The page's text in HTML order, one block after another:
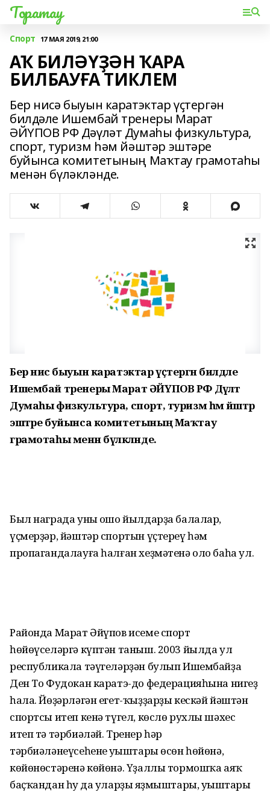
Торатау
Спорт 17 МАЯ 2019, 21:00
АҠ БИЛӘҮҘӘН ҠАРА
БИЛБАУҒА ТИКЛЕМ
Бер нисә быуын каратэктар үҫтергән
билдәле Ишембай тренеры Марат
ӘЙҮПОВ РФ Дәүләт Думаһы физкультура,
спорт, туризм һәм йәштәр эштәре
буйынса комитетының Маҡтау грамотаһы
менән бүләкләнде.
Бер нисә быуын каратэктар үҫтергән билдәле
Ишембай тренеры Марат ӘЙҮПОВ РФ Дәүләт
Думаһы физкультура, спорт, туризм һәм йәштәр
эштәре буйынса комитетының Маҡтау
грамотаһы менән бүләкләнде.
Был награда уның ошо йылдарҙа балалар,
үҫмерҙәр, йәштәр спортын үҫтереү һәм
пропагандалауға һалған хеҙмәтенә оло баһа ул.
Районда Марат Әйүпов исеме спорт
һөйөүселәргә күптән таныш. 2003 йылда ул
республикала тәүгеләрҙән булып Ишембайҙа
Ден То Фудокан каратэ-до федерацияһына нигеҙ
һала. Йөҙәрләгән егет-ҡыҙҙарҙы кескәй йәштән
спортсы итеп кенә түгел, көслө рухлы шәхес
итеп тә тәрбиәләй. Тренер һәр
тәрбиәләнеүсеһенең уңыштары өсөн һөйөнә,
көйөнөстәренә көйөнә. Үҙаллы тормошҡа аяҡ
баҫҡандан һуң да уларҙың яҙмыштары, уңыштары